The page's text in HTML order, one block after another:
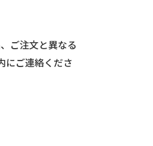
ご注文と異なる
にご連絡くださ